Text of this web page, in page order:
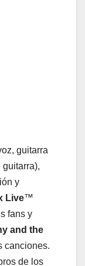
guitarra
guitarra),
y
Live™
fans y
and the
canciones.
de los